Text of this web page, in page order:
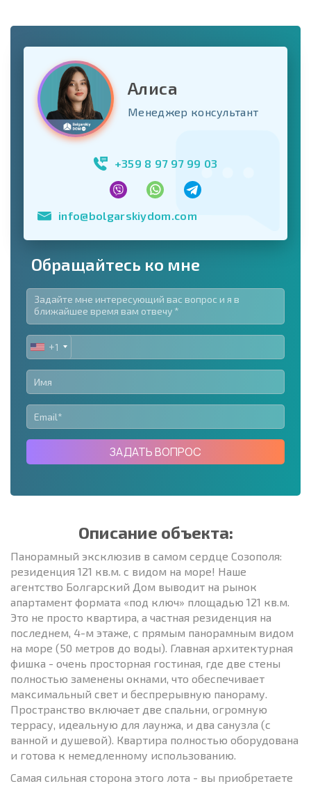
Алиса
Менеджер консультант
+359 8 97 97 99 03
info@bolgarskiydom.com
Обращайтесь ко мне
UNITED
STATES
+1
+1
ЗАДАТЬ ВОПРОС
Описание объекта:
Панорамный эксклюзив в самом сердце Созополя:
резиденция 121 кв.м. с видом на море! Наше
агентство Болгарский Дом выводит на рынок
апартамент формата «под ключ» площадью 121 кв.м.
Это не просто квартира, а частная резиденция на
последнем, 4-м этаже, с прямым панорамным видом
на море (50 метров до воды). Главная архитектурная
фишка - очень просторная гостиная, где две стены
полностью заменены окнами, что обеспечивает
максимальный свет и беспрерывную панораму.
Пространство включает две спальни, огромную
террасу, идеальную для лаунжа, и два санузла (с
ванной и душевой). Квартира полностью оборудована
и готова к немедленному использованию.
Самая сильная сторона этого лота - вы приобретаете